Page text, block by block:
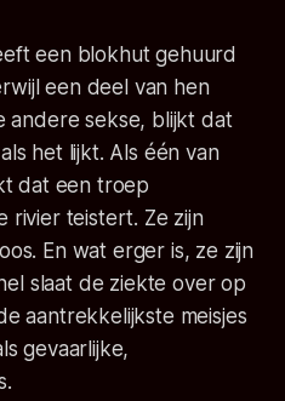
een blokhut gehuurd
een deel van hen
andere sekse, blijkt dat
het lijkt. Als één van
dat een troep
rivier teistert. Ze zijn
En wat erger is, ze zijn
slaat de ziekte over op
aantrekkelijkste meisjes
gevaarlijke,